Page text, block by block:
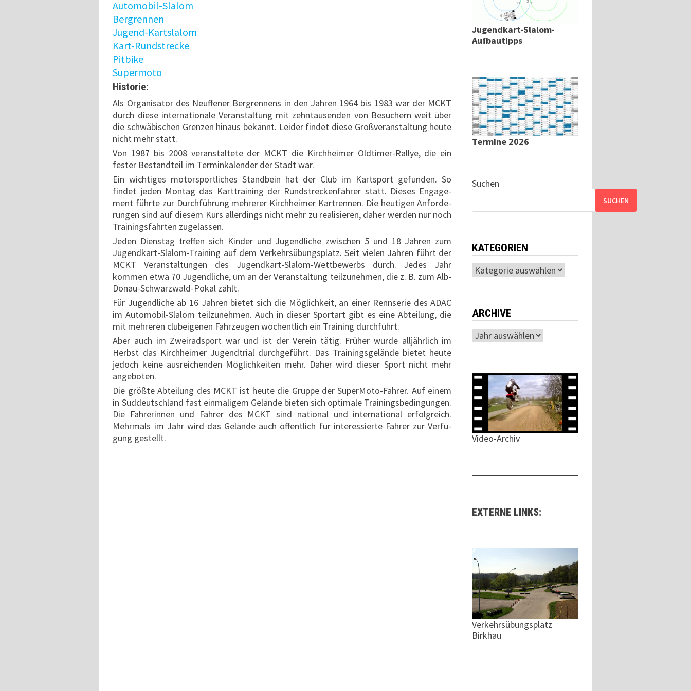
Automobil-Slalom
Bergrennen
Jugend-Kartslalom
Kart-Rundstrecke
Pitbike
Supermoto
Historie:
Als Organi­sator des Neuf­fener Berg­rennens in den Jahren 1964 bis 1983 war der MCKT
durch diese inter­nationale Veran­stal­tung mit zehn­tausen­den von Besuchern weit über
die schwäbi­schen Grenzen hinaus bekannt. Leider findet diese Groß­veran­staltung heute
nicht mehr statt.
Von 1987 bis 2008 veran­staltete der MCKT die Kirch­heimer Oldtimer-Rallye, die ein
fester Bestand­teil im Termin­kalender der Stadt war.
Ein wichtiges motor­sport­liches Stand­bein hat der Club im Kartsport gefunden. So
findet jeden Montag das Kart­training der Rund­strecken­fahrer statt. Dieses Engage­
ment führte zur Durch­führung mehrerer Kirch­heimer Kart­rennen. Die heutigen Anforde­
rungen sind auf diesem Kurs aller­dings nicht mehr zu reali­sieren, daher werden nur noch
Trainings­fahrten zugelassen.
Jeden Dienstag treffen sich Kinder und Jugend­liche zwischen 5 und 18 Jahren zum
Jugend­kart-Slalom-Training auf dem Verkehrs­übungs­platz. Seit vielen Jahren führt der
MCKT Veranstal­tungen des Jugend­kart-Slalom-Wett­bewerbs durch. Jedes Jahr
kommen etwa 70 Jugend­liche, um an der Veran­staltung teilzu­nehmen, die z. B. zum Alb-
Donau-Schwarz­wald-Pokal zählt.
Für Jugend­liche ab 16 Jahren bietet sich die Möglich­keit, an einer Renn­serie des ADAC
im Auto­mobil-Slalom teilzu­nehmen. Auch in dieser Sport­art gibt es eine Abteilung, die
mit mehreren club­eigenen Fahr­zeugen wöchent­lich ein Training durch­führt.
Aber auch im Zwei­rad­sport war und ist der Verein tätig. Früher wurde all­jährlich im
Herbst das Kirch­heimer Jugend­trial durch­geführt. Das Trainings­gelände bietet heute
jedoch keine ausrei­chenden Möglich­keiten mehr. Daher wird dieser Sport nicht mehr
ange­boten.
Die größte Abtei­lung des MCKT ist heute die Gruppe der Super­Moto-Fahrer. Auf einem
in Süd­deutsch­land fast einma­ligem Gelände bieten sich optimale Trainings­bedingungen.
Die Fahre­rinnen und Fahrer des MCKT sind national und inter­national erfolg­reich.
Mehrmals im Jahr wird das Gelände auch öffent­lich für interes­sierte Fahrer zur Verfü­
gung gestellt.
Jugendkart-Slalom-
Aufbautipps
Termine 2026
Suchen
SUCHEN
KATEGORIEN
Kategorien
ARCHIVE
Video-Archiv
EXTERNE LINKS:
Verkehrsübungsplatz
Birkhau